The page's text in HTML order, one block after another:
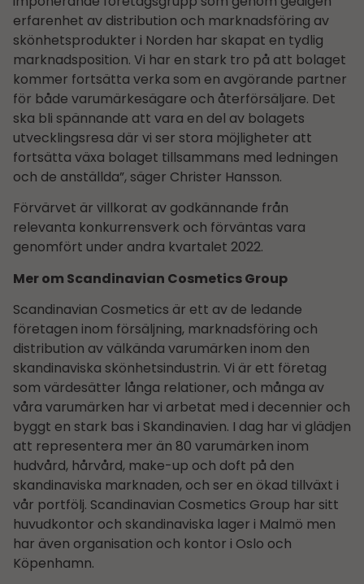
erfarenhet av distribution och marknadsföring av
skönhetsprodukter i Norden har skapat en tydlig
marknadsposition. Vi har en stark tro på att bolaget
kommer fortsätta verka som en avgörande partner
för både varumärkesägare och återförsäljare. Det
ska bli spännande att vara en del av bolagets
utvecklingsresa där vi ser stora möjligheter att
fortsätta växa bolaget tillsammans med ledningen
och de anställda”, säger Christer Hansson.
Förvärvet är villkorat av godkännande från
relevanta konkurrensverk och förväntas vara
genomfört under andra kvartalet 2022.
Mer om Scandinavian Cosmetics Group
Scandinavian Cosmetics är ett av de ledande
företagen inom försäljning, marknadsföring och
distribution av välkända varumärken inom den
skandinaviska skönhetsindustrin. Vi är ett företag
som värdesätter långa relationer, och många av
våra varumärken har vi arbetat med i decennier och
byggt en stark bas i Skandinavien. I dag har vi glädjen
att representera mer än 80 varumärken inom
hudvård, hårvård, make-up och doft på den
skandinaviska marknaden, och ser en ökad tillväxt i
vår portfölj. Scandinavian Cosmetics Group har sitt
huvudkontor och skandinaviska lager i Malmö men
har även organisation och kontor i Oslo och
Köpenhamn.